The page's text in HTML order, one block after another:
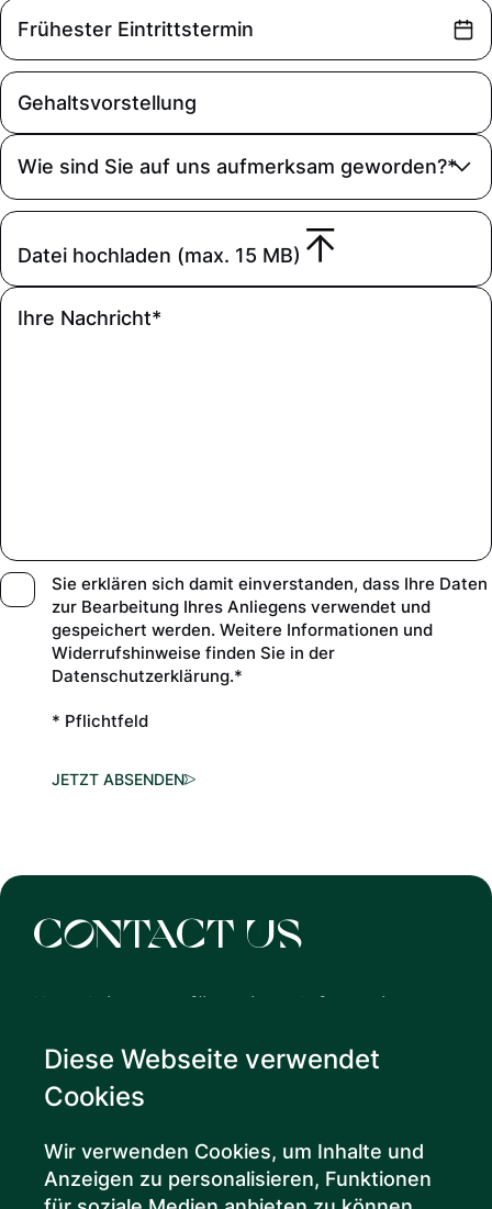
Wie sind Sie auf uns aufmerksam geworden?*
Datei hochladen (max. 15 MB)
Sie erklären sich damit einverstanden, dass Ihre Daten
zur Bearbeitung Ihres Anliegens verwendet und
gespeichert werden. Weitere Informationen und
Widerrufshinweise finden Sie in der
Datenschutzerklärung.*
* Pflichtfeld
JETZT ABSENDEN
contact us
Kontaktiere uns für weitere Informationen
steht Dir jederzeit zur Verfügung.
Diese Webseite verwendet
Cookies
Wir verwenden Cookies, um Inhalte und
Anzeigen zu personalisieren, Funktionen